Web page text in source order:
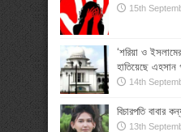
15th
‘শরিয়া ও
হাতিয়েছে এহসান
14th
বিচারপতি বাবার
13th